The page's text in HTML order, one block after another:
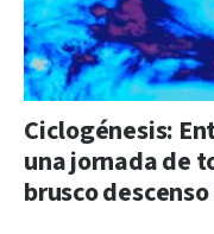
Ciclogénesis:
una jornada de
brusco